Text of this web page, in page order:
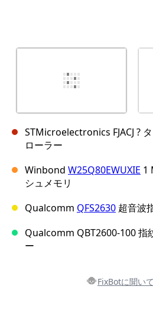
STMicroelectronics FJACJ ?
ローラー
Winbond W25Q80EWUXIE 1
シュメモリ
Qualcomm QFS2630 超音波
Qualcomm QBT2600-100 指
ー
FixBotに聞い